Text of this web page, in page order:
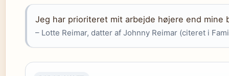
Jeg har prioriteret mit arbejde højere end mine
– Lotte Reimar, datter af Johnny Reimar (citeret i